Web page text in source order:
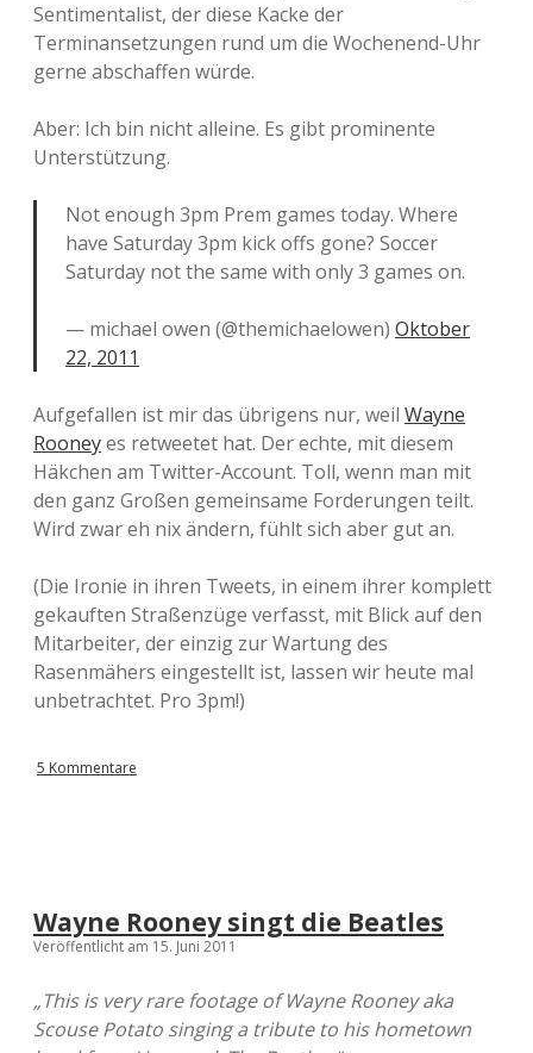
Sentimentalist, der diese Kacke der
Terminansetzungen rund um die Wochenend-Uhr
gerne abschaffen würde.
Aber: Ich bin nicht alleine. Es gibt prominente
Unterstützung.
Not enough 3pm Prem games today. Where
have Saturday 3pm kick offs gone? Soccer
Saturday not the same with only 3 games on.
— michael owen (@themichaelowen) Oktober
22, 2011
Aufgefallen ist mir das übrigens nur, weil Wayne
Rooneyes retweetet hat. Der echte, mit diesem
Häkchen am Twitter-Account. Toll, wenn man mit
den ganz Großen gemeinsame Forderungen teilt.
Wird zwar eh nix ändern, fühlt sich aber gut an.
(Die Ironie in ihren Tweets, in einem ihrer komplett
gekauften Straßenzüge verfasst, mit Blick auf den
Mitarbeiter, der einzig zur Wartung des
Rasenmähers eingestellt ist, lassen wir heute mal
unbetrachtet. Pro 3pm!)
5 Kommentare
Wayne Rooney singt die Beatles
Veröffentlicht am 15. Juni 2011
„This is very rare footage of Wayne Rooney aka
Scouse Potato singing a tribute to his hometown